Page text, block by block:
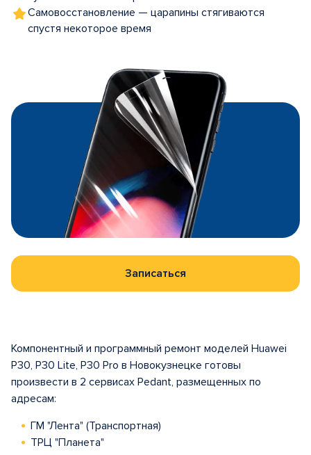
Самовосстановление — царапины стягиваются
спустя некоторое время
Записаться
Компонентный и программный ремонт моделей Huawei
P30, P30 Lite, P30 Pro в Новокузнецке готовы
произвести в 2 сервисах Pedant, размещенных по
адресам:
ГМ "Лента" (Транспортная)
ТРЦ "Планета"